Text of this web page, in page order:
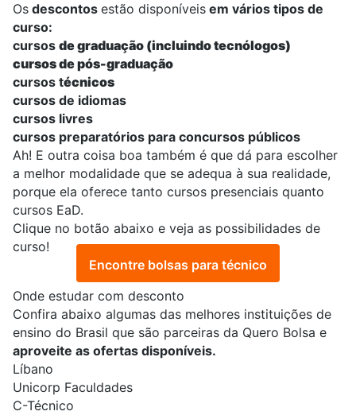
Os descontos estão disponíveis em vários tipos de
curso:
cursos de graduação (incluindo tecnólogos)
cursos de pós-graduação
cursos técnicos
cursos de idiomas
cursos livres
cursos preparatórios para concursos públicos
Ah! E outra coisa boa também é que dá para escolher
a melhor modalidade que se adequa à sua realidade,
porque ela oferece tanto cursos presenciais quanto
cursos EaD.
Clique no botão abaixo e veja as possibilidades de
curso!
Encontre bolsas para técnico
Onde estudar com desconto
Confira abaixo algumas das melhores instituições de
ensino do Brasil que são parceiras da Quero Bolsa e
aproveite as ofertas disponíveis.
Líbano
Unicorp Faculdades
C-Técnico